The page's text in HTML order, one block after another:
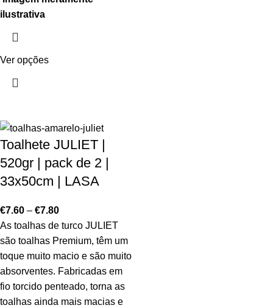
ilustrativa
Ver opções
Toalhete JULIET |
520gr | pack de 2 |
33x50cm | LASA
€7.60 – €7.80
As toalhas de turco JULIET
são toalhas Premium, têm um
toque muito macio e são muito
absorventes. Fabricadas em
fio torcido penteado, torna as
toalhas ainda mais macias e